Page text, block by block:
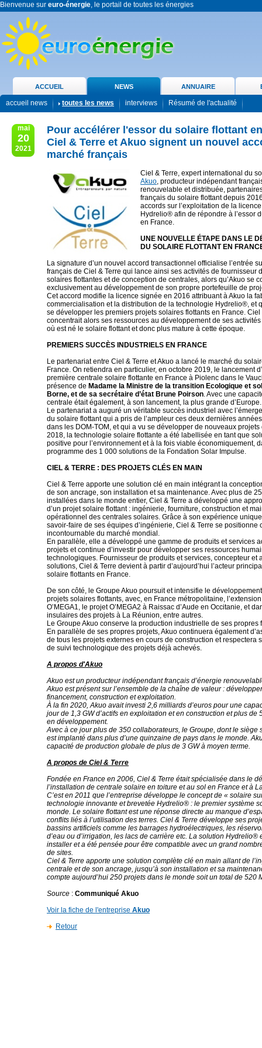
Bienvenue sur euro-énergie, le portail de toutes les énergies
ACCUEIL NEWS ANNUAIRE
accueil news toutes les news interviews Résumé de l'actualité
mai
20
2021
Pour accélérer l'essor du solaire flottant
Ciel & Terre et Akuo signent un nouvel
marché français
Ciel & Terre, expert international du
Akuo, producteur indépendant
renouvelable et distribuée,
français du solaire flottant depuis
accords sur l’exploitation de la
Hydrelio® afin de répondre à l’essor
en France.
UNE NOUVELLE ÉTAPE DANS LE
DU SOLAIRE FLOTTANT EN
La signature d’un nouvel accord transactionnel officialise l’entrée
français de Ciel & Terre qui lance ainsi ses activités de fournisseur
solaires flottantes et de conception de centrales, alors qu’Akuo se
exclusivement au développement de son propre portefeuille de
Cet accord modifie la licence signée en 2016 attribuant à Akuo la
commercialisation et la distribution de la technologie Hydrelio®, et
se développer les premiers projets solaires flottants en France. Ciel
concentrait alors ses ressources au développement de ses
où est né le solaire flottant et donc plus mature à cette époque.
PREMIERS SUCCÈS INDUSTRIELS EN FRANCE
Le partenariat entre Ciel & Terre et Akuo a lancé le marché du
France. On retiendra en particulier, en octobre 2019, le lancement
première centrale solaire flottante en France à Piolenc dans le
présence de Madame la Ministre de la transition Ecologique et
Borne, et de sa secrétaire d’état Brune Poirson. Avec une
centrale était également, à son lancement, la plus grande d’Europe.
Le partenariat a auguré un véritable succès industriel avec
du solaire flottant qui a pris de l’ampleur ces deux dernières
dans les DOM-TOM, et qui a vu se développer de nouveaux projets
2018, la technologie solaire flottante a été labellisée en tant que
positive pour l’environnement et à la fois viable économiquement,
programme des 1 000 solutions de la Fondation Solar Impulse.
CIEL & TERRE : DES PROJETS CLÉS EN MAIN
Ciel & Terre apporte une solution clé en main intégrant la
de son ancrage, son installation et sa maintenance. Avec plus de
installées dans le monde entier, Ciel & Terre a développé une
d’un projet solaire flottant : ingénierie, fourniture, construction et
opérationnel des centrales solaires. Grâce à son expérience
savoir-faire de ses équipes d’ingénierie, Ciel & Terre se positionne
incontournable du marché mondial.
En parallèle, elle a développé une gamme de produits et services
projets et continue d’investir pour développer ses ressources
technologiques. Fournisseur de produits et services, concepteur et
solutions, Ciel & Terre devient à partir d’aujourd’hui l’acteur
solaire flottants en France.
De son côté, le Groupe Akuo poursuit et intensifie le
projets solaires flottants, avec, en France métropolitaine,
O’MEGA1, le projet O’MEGA2 à Raissac d’Aude en Occitanie, et
insulaires des projets à La Réunion, entre autres.
Le Groupe Akuo conserve la production industrielle de ses propres
En parallèle de ses propres projets, Akuo continuera également
de tous les projets externes en cours de construction et respectera
de suivi technologique des projets déjà achevés.
A propos d'Akuo
Akuo est un producteur indépendant français d’énergie
Akuo est présent sur l’ensemble de la chaîne de valeur :
financement, construction et exploitation.
À la fin 2020, Akuo avait investi 2,6 milliards d’euros pour une
jour de 1,3 GW d’actifs en exploitation et en construction et plus de
en développement.
Avec à ce jour plus de 350 collaborateurs, le Groupe, dont le siège
est implanté dans plus d’une quinzaine de pays dans le monde.
capacité de production globale de plus de 3 GW à moyen terme.
A propos de Ciel & Terre
Fondée en France en 2006, Ciel & Terre était spécialisée dans le
l’installation de centrale solaire en toiture et au sol en France et à
C’est en 2011 que l’entreprise développe le concept de « solaire
technologie innovante et brevetée Hydrelio® : le premier système
monde. Le solaire flottant est une réponse directe au manque
conflits liés à l’utilisation des terres. Ciel & Terre développe ses
bassins artificiels comme les barrages hydroélectriques, les
d’eau ou d’irrigation, les lacs de carrière etc. La solution Hydrelio®
installer et a été pensée pour être compatible avec un grand
de sites.
Ciel & Terre apporte une solution complète clé en main allant de
centrale et de son ancrage, jusqu’à son installation et sa
compte aujourd’hui 250 projets dans le monde soit un total de 520
Source : Communiqué Akuo
Voir la fiche de l'entreprise Akuo
Retour